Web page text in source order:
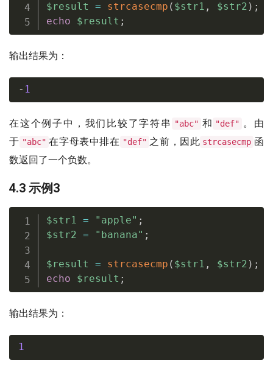
$result = strcasecmp ( $str1 , $str2 ) ;
echo
$result ;
输出结果为：
- 1
在这个例子中，我们比较了字符串 "abc" 和 "def" 。由
于 "abc" 在字母表中排在 "def" 之前，因此 strcasecmp 函
数返回了一个负数。
4.3 示例3
$str1 = "apple" ;
$str2 = "banana" ;
$result = strcasecmp ( $str1 , $str2 ) ;
echo
$result ;
输出结果为：
1